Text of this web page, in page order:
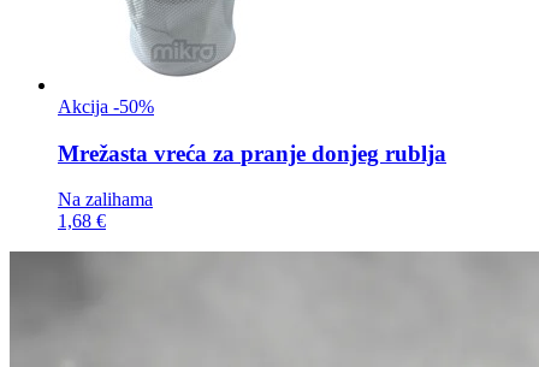
Akcija -50%
Mrežasta vreća za pranje donjeg rublja
Na zalihama
1,68 €